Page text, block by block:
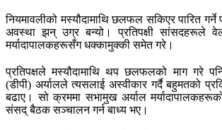
नियमावलीको मस्यौदामाथि छलफल सकिएर पारित
अवस्था झन् उग्र बन्यो। प्रतिपक्षी सांसदहरूले
मर्यादापालकहरूसँग धक्कामुक्की समेत गरे।
प्रतिपक्षले मस्यौदामाथि थप छलफलको माग गरे
(डीपी) अर्यालले त्यसलाई अस्वीकार गर्दै बहुमतको
बढाए। सो क्रममा सभामुख अर्याल
संसद् बैठक सञ्चालन गर्न बाध्य भए।